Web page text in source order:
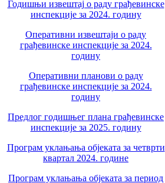
Годишњи извештај о раду грађевинске
инспекције за 2024. годину
Оперативни извештаји о раду
грађевинске инспекције за 2024.
годину
Оперативни планови о раду
грађевинске инспекције за 2024.
годину
Предлог годишњег плана грађевинске
инспекције за 2025. годину
Програм уклањања објеката за четврти
квартал 2024. године
Програм уклањања објеката за период